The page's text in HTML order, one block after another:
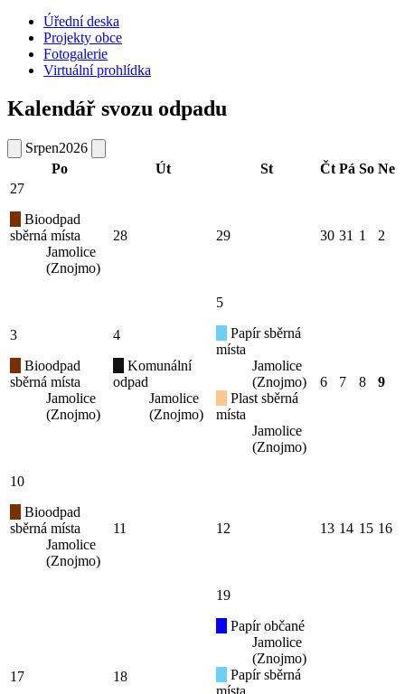
Úřední deska
Projekty obce
Fotogalerie
Virtuální prohlídka
Kalendář svozu odpadu
Srpen2026
Po
Út St Čt Pá So Ne
27
Bioodpad
sběrná místa
Jamolice
(Znojmo)
28 29 30 31 1 2
3
Bioodpad
sběrná místa
Jamolice
(Znojmo)
4
Komunální
odpad
Jamolice
(Znojmo)
5
Papír sběrná
místa
Jamolice
(Znojmo)
Plast sběrná
místa
Jamolice
(Znojmo)
6 7 8 9
10
Bioodpad
sběrná místa
Jamolice
(Znojmo)
11 12 13 14 15 16
17
18
19
Papír občané
Jamolice
(Znojmo)
Papír sběrná
místa